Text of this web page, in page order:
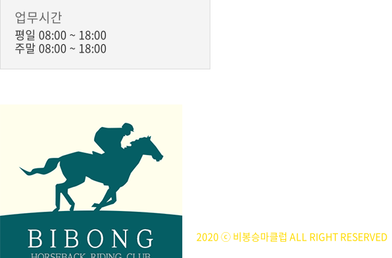
업무시간
평일 08:00 ~ 18:00
주말 08:00 ~ 18:00
2020 ⓒ 비봉승마클럽 ALL RIGHT RESERVED